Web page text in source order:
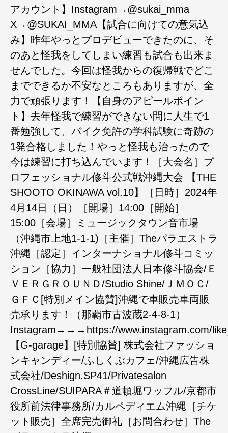
アカウント】Instagram→@sukai_mma
X→@SUKAI_MMA【試合に向けての意気込
み】昨年やっとプロデビューできたのに、そ
のあと怪我をしてしまい練習も試合も出来ま
せんでした。今回は怪我からの復帰戦でどこ
までできるか不安なところもありますが、全
力で頑張ります！【自身のアピールポイン
ト】去年怪我で練習ができない間に人生で1
番勉強して、バイク免許の学科試験に奇跡の
1発合格しました！やっと怪我も治ったので
今は練習に打ち込んでいます！［大会名］プ
ロフェッショナル修斗公式戦沖縄大会 【THE
SHOOTO OKINAWA vol.10】［日時］2024年
4月14日（日）［開場］14:00［開始］
15:00［会場］ミュージックタウン音市場
（沖縄市上地1-1-1)［主催］Theパラエストラ
沖縄［認定］インターナショナル修斗コミッ
ション［協力］一般社団法人日本修斗協会/Ｅ
ＶＥＲＧＲＯＵＮＤ/Studio Shine/ＪＭＯＣ/
ＧＦＣ[特別メイン協賛]沖縄で車販売車両販
売承ります！（那覇市古波蔵2-4-8-1）
Instagram→→→https://www.instagram.com/
【G-garage】[特別協賛] 株式会社ファッショ
ンキャンディー/ふしくぶカフェ/沖縄広告株
式会社/Deshign.SP41/Privatesalon
CrossLine/SUIPARA＃道頓堀ワッフル/京都市
役所前法律事務所/カルペディエム沖縄［チケ
ット販売］全席完売御礼［お問合わせ］The